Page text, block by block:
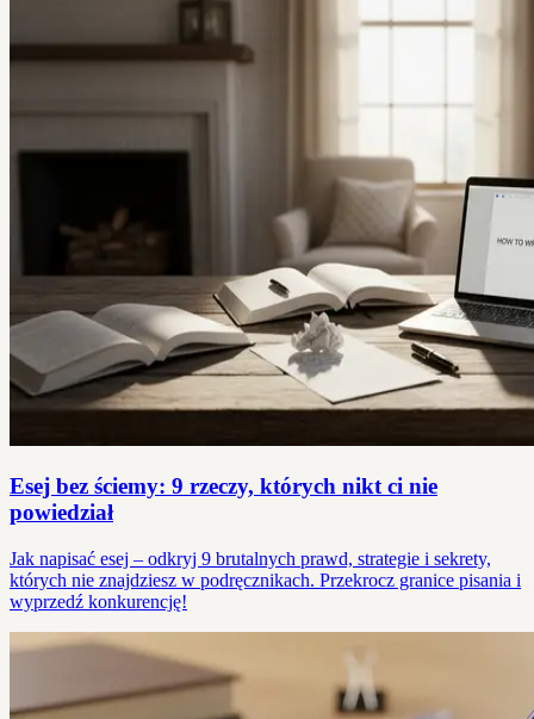
Esej bez ściemy: 9 rzeczy, których nikt ci nie
powiedział
Jak napisać esej – odkryj 9 brutalnych prawd, strategie i sekrety,
których nie znajdziesz w podręcznikach. Przekrocz granice pisania i
wyprzedź konkurencję!